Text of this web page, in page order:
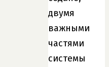
двумя
важными
частями
системы